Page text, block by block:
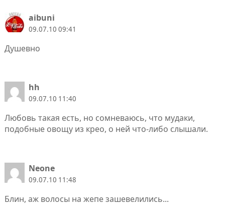
aibuni
09.07.10 09:41
Душевно
hh
09.07.10 11:40
Любовь такая есть, но сомневаюсь, что мудаки,
подобные овощу из крео, о ней что-либо слышали.
Neone
09.07.10 11:48
Блин, аж волосы на жепе зашевелились...